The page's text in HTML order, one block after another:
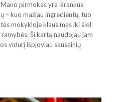
pirmokas yra išrankus
– kuo mažiau ingredientų, tuo
mokykloje klausimas iki šiol
Šį kartą naudojau jam
vidurį išpjoviau sausainių